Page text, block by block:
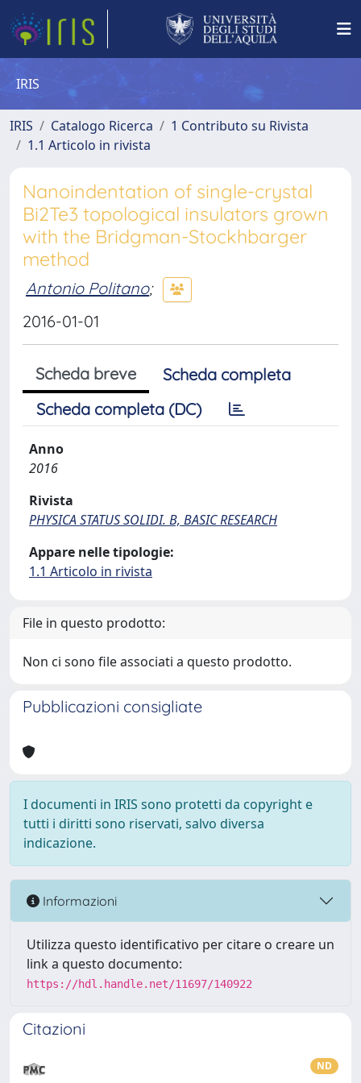
IRIS
IRIS Catalogo Ricerca
1 Contributo su Rivista
1.1 Articolo in rivista
Nanoindentation of single-crystal
Bi2Te3 topological insulators grown
with the Bridgman-Stockhbarger
method
Antonio Politano;
2016-01-01
Scheda breve
Scheda completa
Scheda completa (DC)
Anno
2016
Rivista
PHYSICA STATUS SOLIDI. B, BASIC RESEARCH
Appare nelle tipologie:
1.1 Articolo in rivista
File in questo prodotto:
Non ci sono file associati a questo prodotto.
Pubblicazioni consigliate
I documenti in IRIS sono protetti da copyright e
tutti i diritti sono riservati, salvo diversa
indicazione.
Informazioni
Utilizza questo identificativo per citare o creare un
link a questo documento:
https://hdl.handle.net/11697/140922
Citazioni
ND